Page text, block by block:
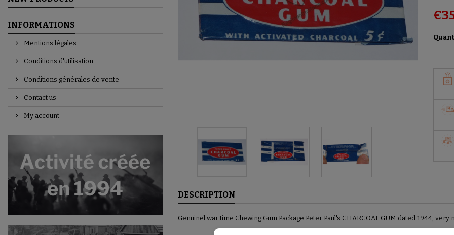
INFORMATIONS
Mentions légales
Conditions d'utilisation
Conditions générales de vente
Contact us
My account
DESCRIPTION
Genuinel war time Chewing Gum Package Peter Paul's CHARCOAL GUM dated 1944,